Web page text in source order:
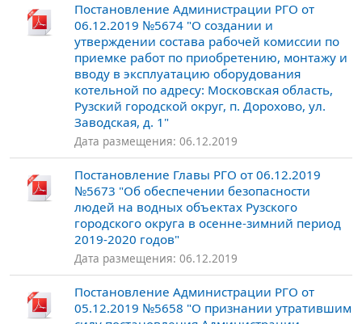
Постановление Администрации РГО от
06.12.2019 №5674 "О создании и
утверждении состава рабочей комиссии по
приемке работ по приобретению, монтажу и
вводу в эксплуатацию оборудования
котельной по адресу: Московская область,
Рузский городской округ, п. Дорохово, ул.
Заводская, д. 1"
Дата размещения: 06.12.2019
Постановление Главы РГО от 06.12.2019
№5673 "Об обеспечении безопасности
людей на водных объектах Рузского
городского округа в осенне-зимний период
2019-2020 годов"
Дата размещения: 06.12.2019
Постановление Администрации РГО от
05.12.2019 №5658 "О признании утратившим